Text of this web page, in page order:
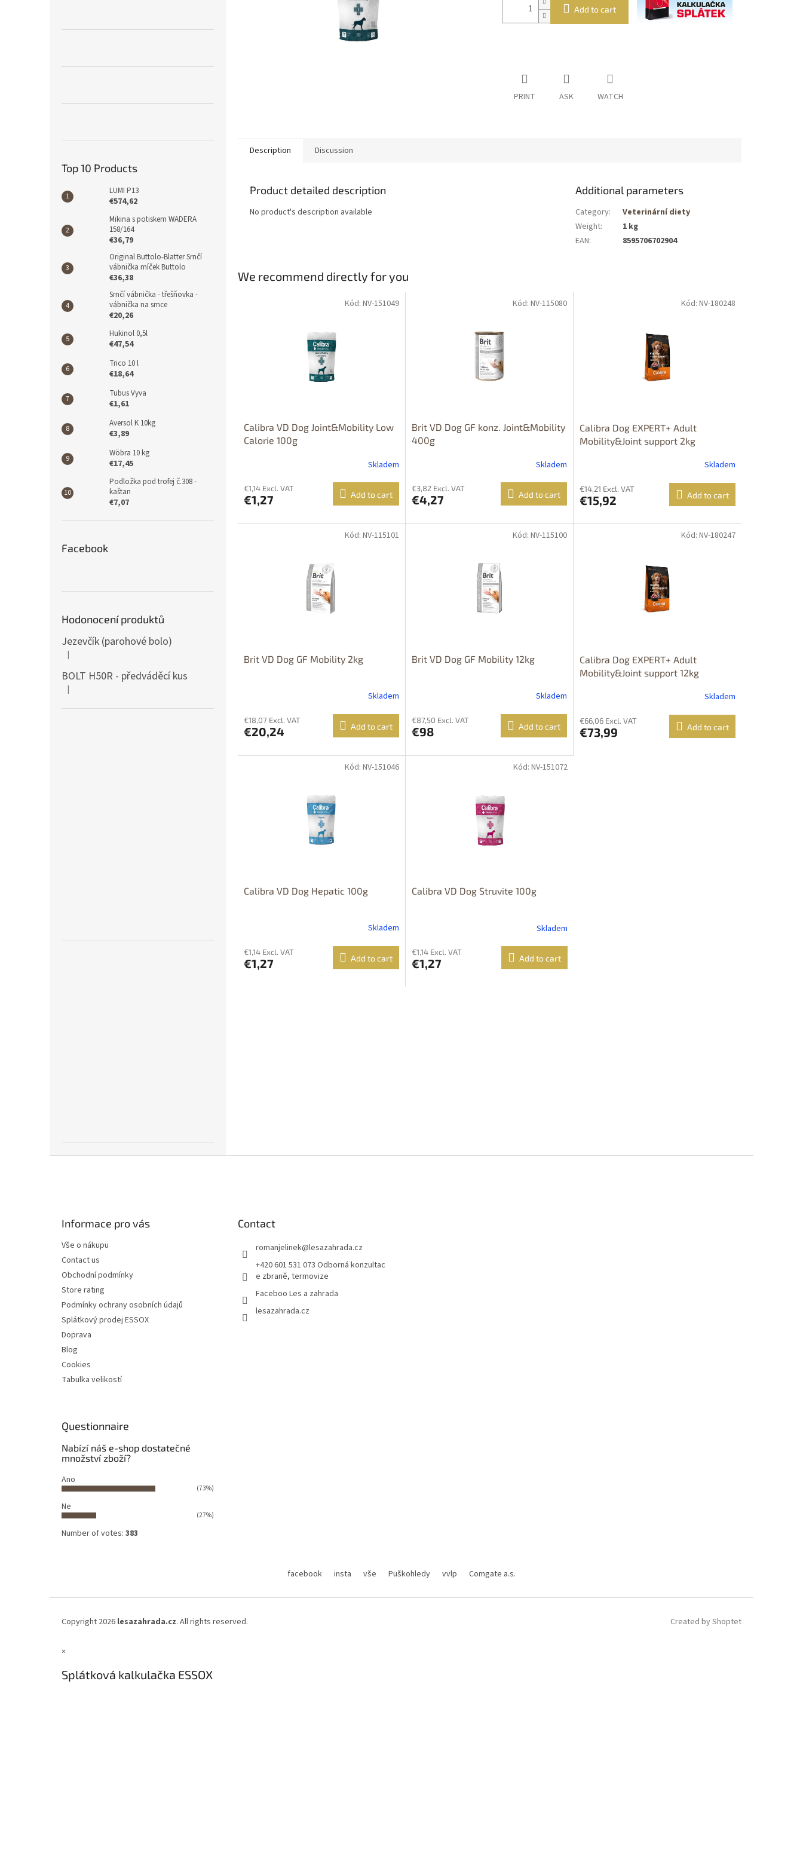
Top 10 Products
LUMI P13
€574,62
Mikina s potiskem WADERA
158/164
€36,79
Original Buttolo-Blatter Srnčí
vábnička míček Buttolo
€36,38
Srnčí vábnička - třešňovka -
vábnička na srnce
€20,26
Hukinol 0,5l
€47,54
Trico 10 l
€18,64
Tubus Vyva
€1,61
Aversol K 10kg
€3,89
Wöbra 10 kg
€17,45
Podložka pod trofej č.308 -
kaštan
€7,07
Facebook
Hodonocení produktů
Jezevčík (parohové bolo)
The product rating is 5 out of 5 stars.
|
BOLT H50R - předváděcí kus
The product rating is 5 out of 5 stars.
|
Add to cart
PRINT ASK WATCH
Description Discussion
Product detailed description
No product's description available
Additional parameters
Category:
Veterinární diety
Weight:
1 kg
EAN: 8595706702904
We recommend directly for you
Calibra VD Dog Joint&Mobility Low
Calorie 100g
Skladem
€1,14 Excl. VAT
€1,27 Add to cart
Kód: NV-151049
Brit VD Dog GF konz. Joint&Mobility
400g
Skladem
€3,82 Excl. VAT
€4,27 Add to cart
Kód: NV-115080
Calibra Dog EXPERT+ Adult
Mobility&Joint support 2kg
Skladem
€14,21 Excl. VAT
€15,92 Add to cart
Kód: NV-180248
Brit VD Dog GF Mobility 2kg
Skladem
€18,07 Excl. VAT
€20,24 Add to cart
Kód: NV-115101
Brit VD Dog GF Mobility 12kg
Skladem
€87,50 Excl. VAT
€98 Add to cart
Kód: NV-115100
Calibra Dog EXPERT+ Adult
Mobility&Joint support 12kg
Skladem
€66,06 Excl. VAT
€73,99 Add to cart
Kód: NV-180247
Calibra VD Dog Hepatic 100g
Skladem
€1,14 Excl. VAT
€1,27 Add to cart
Kód: NV-151046
Calibra VD Dog Struvite 100g
Skladem
€1,14 Excl. VAT
€1,27 Add to cart
Kód: NV-151072
Informace pro vás
Vše o nákupu
Contact us
Obchodní podmínky
Store rating
Podmínky ochrany osobních údajů
Splátkový prodej ESSOX
Doprava
Blog
Cookies
Tabulka velikostí
Contact
romanjelinek@lesazahrada.cz
+420 601 531 073 Odborná konzultac
e zbraně, termovize
Faceboo Les a zahrada
lesazahrada.cz
Questionnaire
Nabízí náš e-shop dostatečné
množství zboží?
Ano
(73%)
Ne
(27%)
Number of votes: 383
facebook insta vše Puškohledy vvlp Comgate a.s.
Created by Shoptet
Copyright 2026 lesazahrada.cz. All rights reserved.
×
Splátková kalkulačka ESSOX